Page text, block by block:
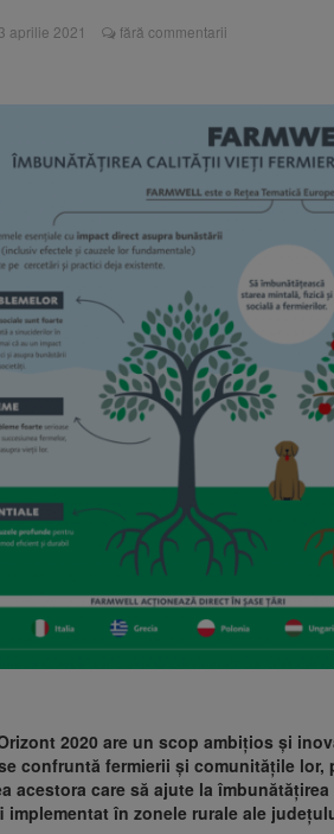
Înalta Curte
procesul
Strategia națională
aprilie 2021 fără commentarii
2020 are un scop ambițios și
confruntă fermierii și comunitățile
acestora care să ajute la
implementat în zonele rurale ale